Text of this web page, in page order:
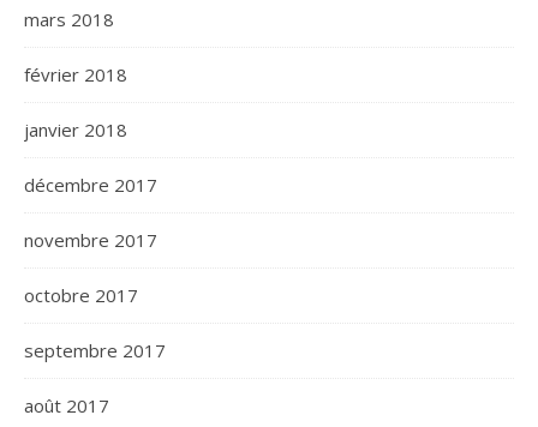
mars 2018
février 2018
janvier 2018
décembre 2017
novembre 2017
octobre 2017
septembre 2017
août 2017